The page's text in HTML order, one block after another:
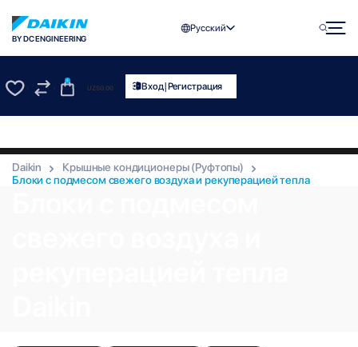
BY DC ENGINEERING
Русский
0
UZS0.00 Вход|Регистрация
Daikin
Крышные кондиционеры (Руфтопы)
Блоки с подмесом свежего воздуха и рекуперацией тепла